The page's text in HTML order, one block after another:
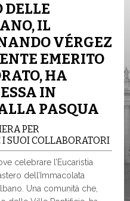
DELLE
IL
VÉRGEZ
EMERITO
HA
IN
PASQUA
PER
I SUOI COLLABORATORI
celebrare l’Eucaristia
dell’Immacolata
Una comunità che,